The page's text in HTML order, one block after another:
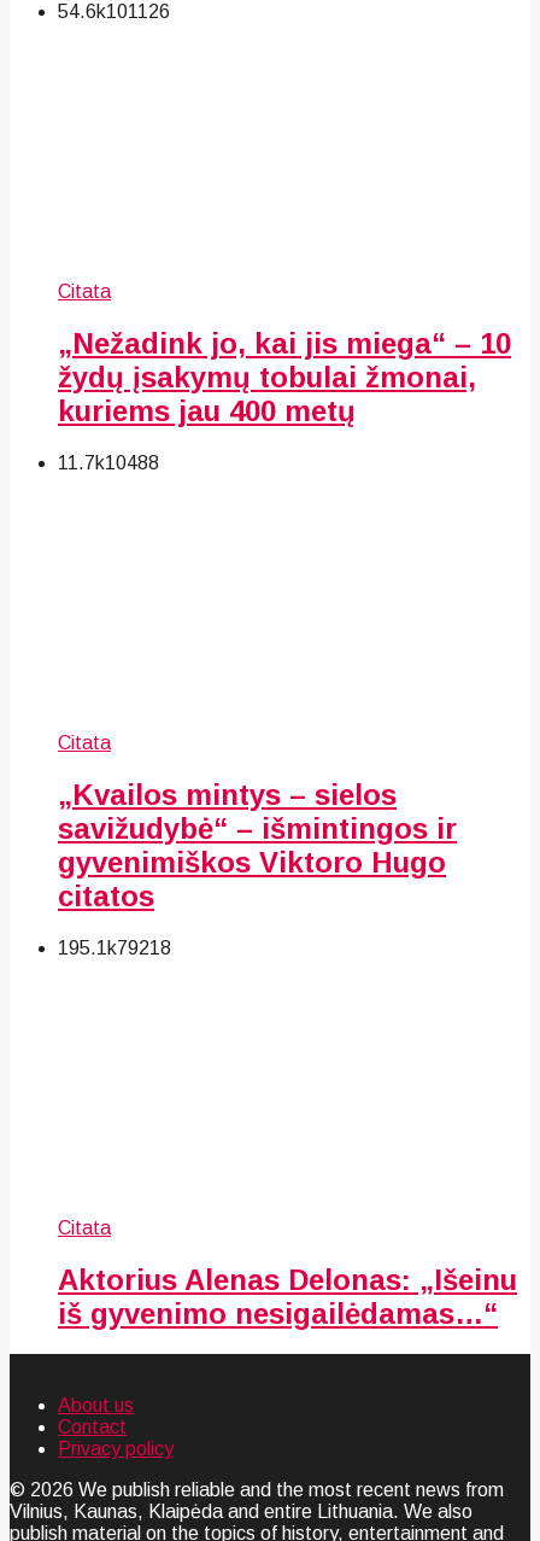
54.6k101 126
Citata
„Nežadink jo, kai jis miega“ – 10
žydų įsakymų tobulai žmonai,
kuriems jau 400 metų
11.7k10488
Citata
„Kvailos mintys – sielos
savižudybė“ – išmintingos ir
gyvenimiškos Viktoro Hugo
citatos
195.1k79218
Citata
Aktorius Alenas Delonas: „Išeinu
iš gyvenimo nesigailėdamas…“
About us
Contact
Privacy policy
© 2026 We publish reliable and the most recent news from
Vilnius, Kaunas, Klaipėda and entire Lithuania. We also
publish material on the topics of history, entertainment and